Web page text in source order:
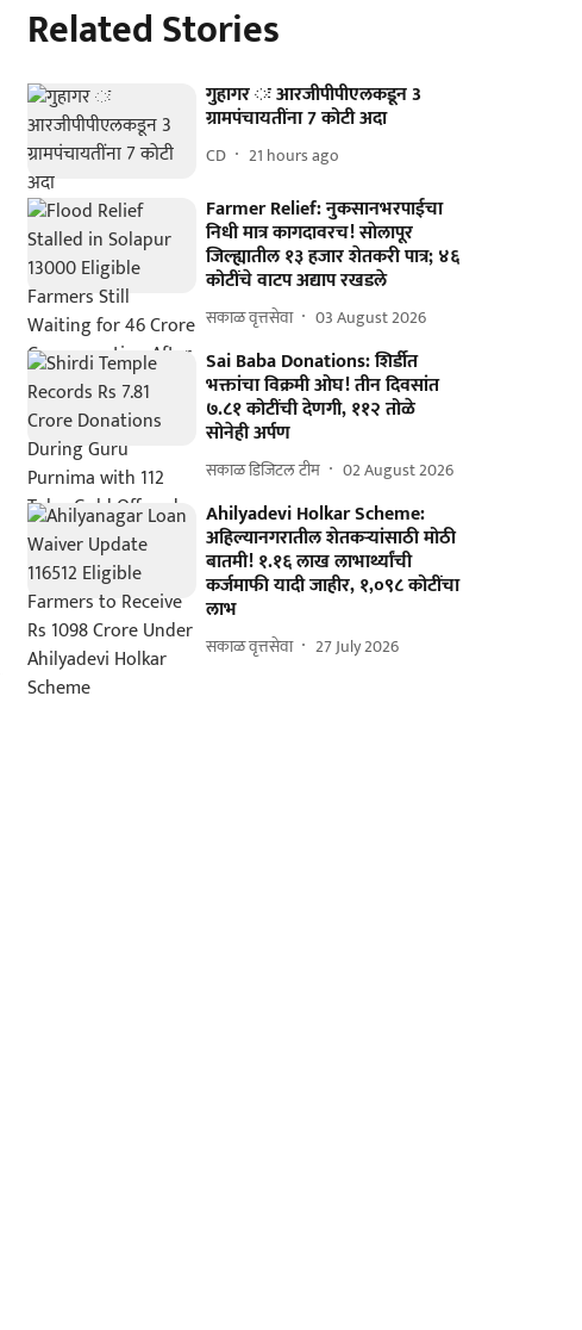
Related Stories
गुहागर ः आरजीपीपीएलकडून 3
ग्रामपंचायतींना 7 कोटी अदा
CD 21 hours ago
Farmer Relief: नुकसानभरपाईचा
निधी मात्र कागदावरच! साेलापूर
जिल्ह्यातील १३ हजार शेतकरी पात्र; ४६
कोटींचे वाटप अद्याप रखडले
सकाळ वृत्तसेवा 03 August 2026
Sai Baba Donations: शिर्डीत
भक्तांचा विक्रमी ओघ! तीन दिवसांत
७.८१ कोटींची देणगी, ११२ तोळे
सोनेही अर्पण
सकाळ डिजिटल टीम 02 August 2026
Ahilyadevi Holkar Scheme:
अहिल्यानगरातील शेतकऱ्यांसाठी मोठी
बातमी! १.१६ लाख लाभार्थ्यांची
कर्जमाफी यादी जाहीर, १,०९८ कोटींचा
लाभ
सकाळ वृत्तसेवा 27 July 2026